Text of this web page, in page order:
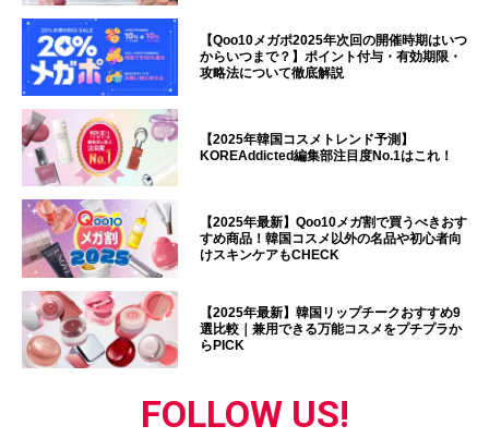
【Qoo10メガポ2025年次回の開催時期はいつ
からいつまで？】ポイント付与・有効期限・
攻略法について徹底解説
【2025年韓国コスメトレンド予測】
KOREAddicted編集部注目度No.1はこれ！
【2025年最新】Qoo10メガ割で買うべきおす
すめ商品！韓国コスメ以外の名品や初心者向
けスキンケアもCHECK
【2025年最新】韓国リップチークおすすめ9
選比較｜兼用できる万能コスメをプチプラか
らPICK
FOLLOW US!